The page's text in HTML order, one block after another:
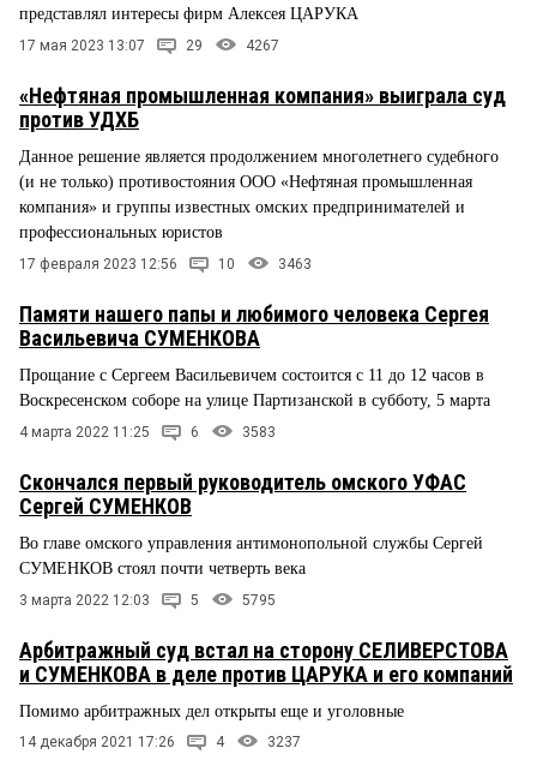
представлял интересы фирм Алексея ЦАРУКА
17 мая 2023 13:07 29 4267
«Нефтяная промышленная компания» выиграла суд
против УДХБ
Данное решение является продолжением многолетнего судебного
(и не только) противостояния ООО «Нефтяная промышленная
компания» и группы известных омских предпринимателей и
профессиональных юристов
17 февраля 2023 12:56 10 3463
Памяти нашего папы и любимого человека Сергея
Васильевича СУМЕНКОВА
Прощание с Сергеем Васильевичем состоится с 11 до 12 часов в
Воскресенском соборе на улице Партизанской в субботу, 5 марта
4 марта 2022 11:25 6 3583
Скончался первый руководитель омского УФАС
Сергей СУМЕНКОВ
Во главе омского управления антимонопольной службы Сергей
СУМЕНКОВ стоял почти четверть века
3 марта 2022 12:03 5 5795
Арбитражный суд встал на сторону СЕЛИВЕРСТОВА
и СУМЕНКОВА в деле против ЦАРУКА и его компаний
Помимо арбитражных дел открыты еще и уголовные
14 декабря 2021 17:26 4 3237